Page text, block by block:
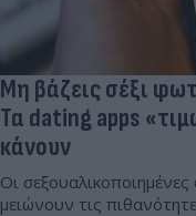
Μη βάζεις σέξι
Τα dating apps
κάνουν
Οι
μειώνουν τις